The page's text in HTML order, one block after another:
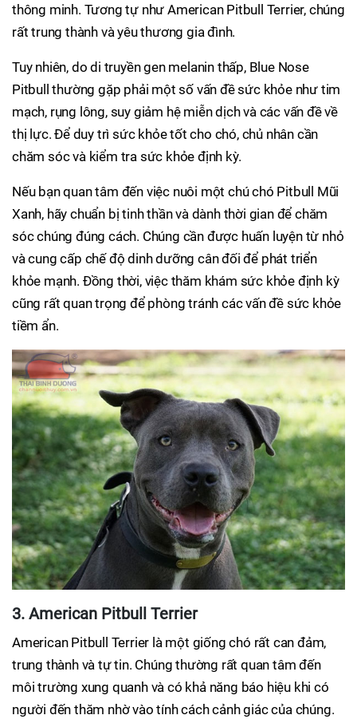
thông minh. Tương tự như American Pitbull Terrier, chúng
rất trung thành và yêu thương gia đình.
Tuy nhiên, do di truyền gen melanin thấp, Blue Nose
Pitbull thường gặp phải một số vấn đề sức khỏe như tim
mạch, rụng lông, suy giảm hệ miễn dịch và các vấn đề về
thị lực. Để duy trì sức khỏe tốt cho chó, chủ nhân cần
chăm sóc và kiểm tra sức khỏe định kỳ.
Nếu bạn quan tâm đến việc nuôi một chú chó Pitbull Mũi
Xanh, hãy chuẩn bị tinh thần và dành thời gian để chăm
sóc chúng đúng cách. Chúng cần được huấn luyện từ nhỏ
và cung cấp chế độ dinh dưỡng cân đối để phát triển
khỏe mạnh. Đồng thời, việc thăm khám sức khỏe định kỳ
cũng rất quan trọng để phòng tránh các vấn đề sức khỏe
tiềm ẩn.
3. American Pitbull Terrier
American Pitbull Terrier là một giống chó rất can đảm,
trung thành và tự tin. Chúng thường rất quan tâm đến
môi trường xung quanh và có khả năng báo hiệu khi có
người đến thăm nhờ vào tính cách cảnh giác của chúng.